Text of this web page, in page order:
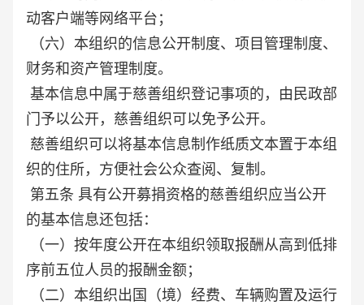
动客户端等网络平台；
（六）本组织的信息公开制度、项目管理制度、
财务和资产管理制度。
基本信息中属于慈善组织登记事项的，由民政部
门予以公开，慈善组织可以免予公开。
慈善组织可以将基本信息制作纸质文本置于本组
织的住所，方便社会公众查阅、复制。
第五条 具有公开募捐资格的慈善组织应当公开
的基本信息还包括：
（一）按年度公开在本组织领取报酬从高到低排
序前五位人员的报酬金额；
（二）本组织出国（境）经费、车辆购置及运行